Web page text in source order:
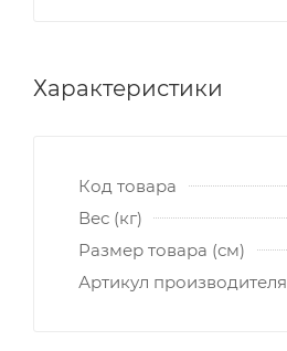
Характеристики
Код товара
Вес (кг)
Размер товара (см)
Артикул производителя